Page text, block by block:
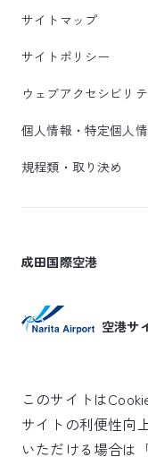
サイトマップ
サイトポリシー
ウェブアクセシビリ
個人情報・特定個人
規程類・取り決め
成田国際空港
空港サ
SKYTRAX
このサイトは
サイトの利便性向
いただける場合は